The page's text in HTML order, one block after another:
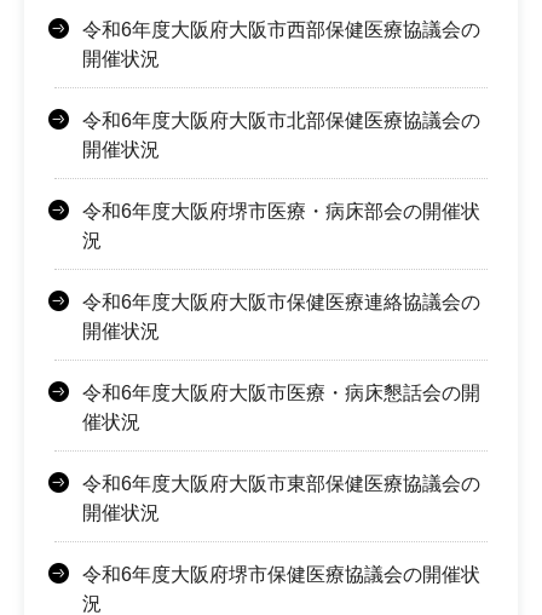
令和6年度大阪府大阪市西部保健医療協議会の
開催状況
令和6年度大阪府大阪市北部保健医療協議会の
開催状況
令和6年度大阪府堺市医療・病床部会の開催状
況
令和6年度大阪府大阪市保健医療連絡協議会の
開催状況
令和6年度大阪府大阪市医療・病床懇話会の開
催状況
令和6年度大阪府大阪市東部保健医療協議会の
開催状況
令和6年度大阪府堺市保健医療協議会の開催状
況